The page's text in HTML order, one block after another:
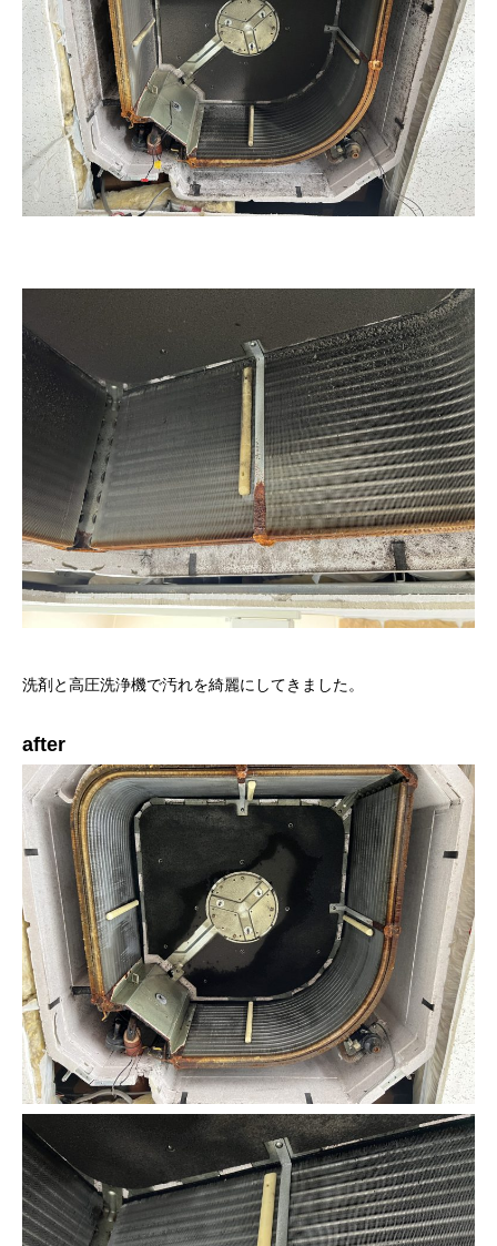
洗剤と高圧洗浄機で汚れを綺麗にしてきました。
after